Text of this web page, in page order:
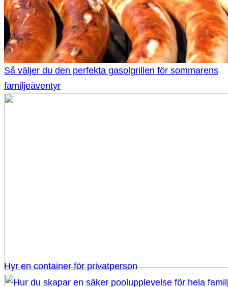
Så väljer du den perfekta gasolgrillen för sommarens
familjeäventyr
Hyr en container för privatperson